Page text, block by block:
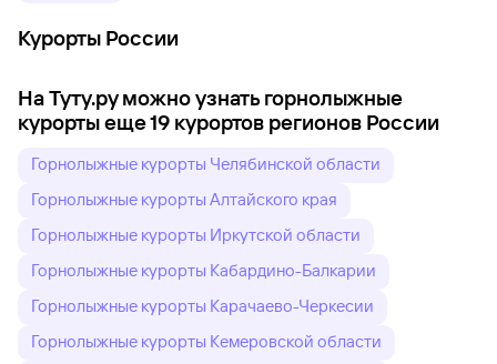
Курорты России
На Туту.ру можно узнать горнолыжные
курорты еще 19 курортов регионов России
Горнолыжные курорты Челябинской области
Горнолыжные курорты Алтайского края
Горнолыжные курорты Иркутской области
Горнолыжные курорты Кабардино-Балкарии
Горнолыжные курорты Карачаево-Черкесии
Горнолыжные курорты Кемеровской области